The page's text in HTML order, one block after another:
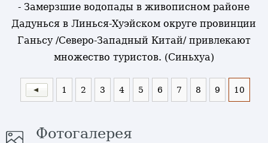
- Замерзшие водопады в живописном районе
Дадунься в Линься-Хуэйском округе провинции
Ганьсу /Северо-Западный Китай/ привлекают
множество туристов. (Синьхуа)
1 2 3 4 5 6 7 8 9 10
Фотогалерея